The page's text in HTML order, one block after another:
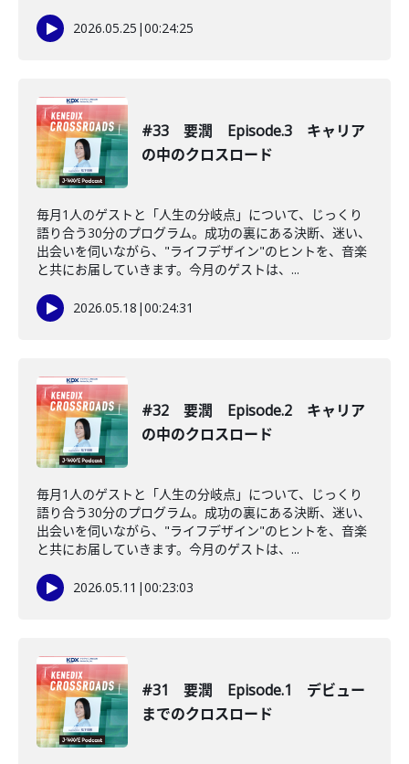
2026.05.25 |00:24:25
#33 要潤 Episode.3 キャリア
の中のクロスロード
毎月1人のゲストと「人生の分岐点」について、じっくり
語り合う30分のプログラム。成功の裏にある決断、迷い、
出会いを伺いながら、"ライフデザイン"のヒントを、音楽
と共にお届していきます。今月のゲストは、...
2026.05.18 |00:24:31
#32 要潤 Episode.2 キャリア
の中のクロスロード
毎月1人のゲストと「人生の分岐点」について、じっくり
語り合う30分のプログラム。成功の裏にある決断、迷い、
出会いを伺いながら、"ライフデザイン"のヒントを、音楽
と共にお届していきます。今月のゲストは、...
2026.05.11 |00:23:03
#31 要潤 Episode.1 デビュー
までのクロスロード